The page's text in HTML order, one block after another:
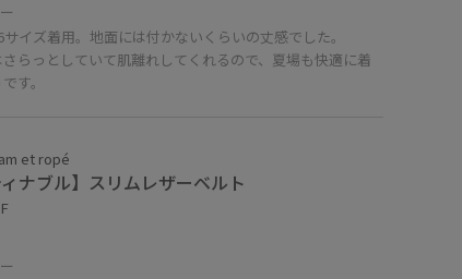
イズ着用。地面には付かないくらいの丈感でした。
らっとしていて肌離れしてくれるので、夏場も快適に着
す。
et ropé
ィナブル】スリムレザーベルト